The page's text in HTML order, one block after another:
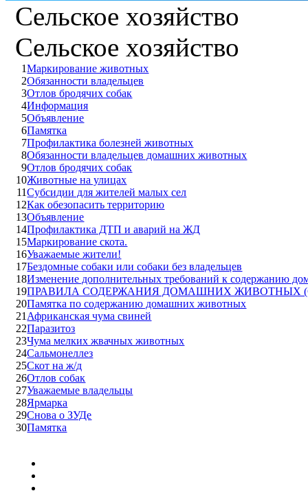
Сельское хозяйство
Сельское хозяйство
1Маркирование животных
2Обязанности владельцев
3Отлов бродячих собак
4Информация
5Объявление
6Памятка
7Профилактика болезней животных
8Обязанности владельцев домашних животных
9Отлов бродячих собак
10Животные на улицах
11Субсидии для жителей малых сел
12Как обезопасить территорию
13Объявление
14Профилактика ДТП и аварий на ЖД
15Маркирование скота.
16Уважаемые жители!
17Бездомные собаки или собаки без владельцев
18Изменение дополнительных требований к содержанию
19ПРАВИЛА СОДЕРЖАНИЯ ДОМАШНИХ ЖИВОТНЫХ
20Памятка по содержанию домашних животных
21 Африканская чума свиней
22Паразитоз
23Чума мелких жвачных животных
24Сальмонеллез
25Скот на ж/д
26Отлов собак
27Уважаемые владельцы
28Ярмарка
29Снова о ЗУДе
30Памятка